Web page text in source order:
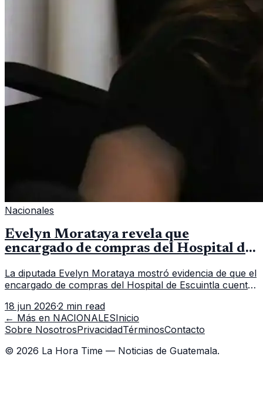
Nacionales
Evelyn Morataya revela que
encargado de compras del Hospital de
La diputada Evelyn Morataya mostró evidencia de que el
encargado de compras del Hospital de Escuintla cuenta
capacitación en la capital.
18 jun 2026·2 min read
← Más en NACIONALESInicio
Sobre NosotrosPrivacidadTérminosContacto
© 2026 La Hora Time — Noticias de Guatemala.